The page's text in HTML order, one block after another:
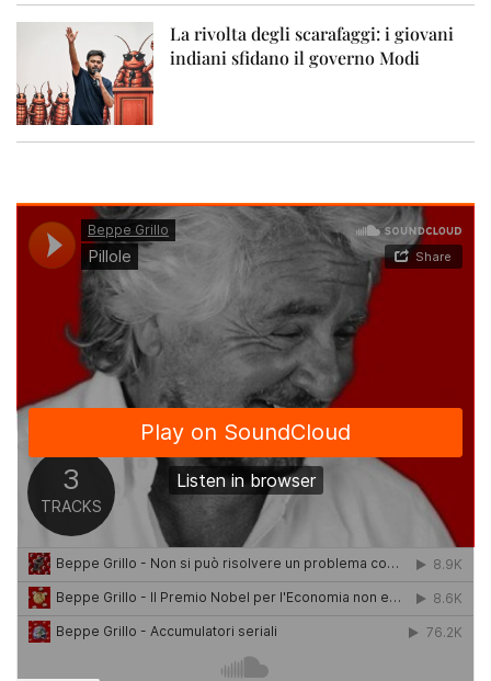
La rivolta degli scarafaggi: i giovani
indiani sfidano il governo Modi